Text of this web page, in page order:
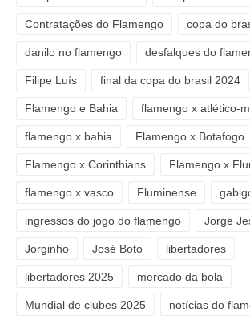
Contratações do Flamengo copa do
danilo no flamengo desfalques do
Filipe Luís final da copa do brasil 2024
Flamengo e Bahia flamengo x atlético-
flamengo x bahia Flamengo x Botafogo
Flamengo x Corinthians Flamengo x
flamengo x vasco Fluminense
ingressos do jogo do flamengo Jorge
Jorginho José Boto libertadores
libertadores 2025 mercado da bola
Mundial de clubes 2025 notícias do